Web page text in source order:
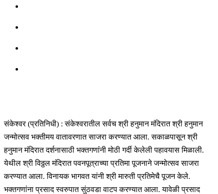
संकेश्वर (प्रतिनिधी) : संकेश्वरातील सर्वच श्री हनुमान मंदिरात श्री हनुमान
जन्मोत्सव भक्तीमय वातावरणात साजरा करण्यात आला. सकाळपासून श्री
हनुमान मंदिरात दर्शनासाठी भक्तगणांंनी मोठी गर्दी केलेली पहावयास मिळाली.
येथील श्री विठ्ठल मंदिरात पवनपूत्राच्या प्रतिमा पूजनाने जन्मोत्सव साजरा
करण्यात आला. विनायक भागवत यांनी श्री मारुती प्रतिमेचै पूजन केले.
भक्तगणांना प्रसाद स्वरुपात सुंठवडा वाटप करण्यात आला. यावेळी प्रसाद